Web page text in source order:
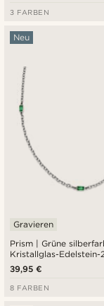
3 FARBEN
Prism | Grüne
Kristallglas-Edelstein-
Halskette
Neu
Gravieren
39,95 €
8 FARBEN